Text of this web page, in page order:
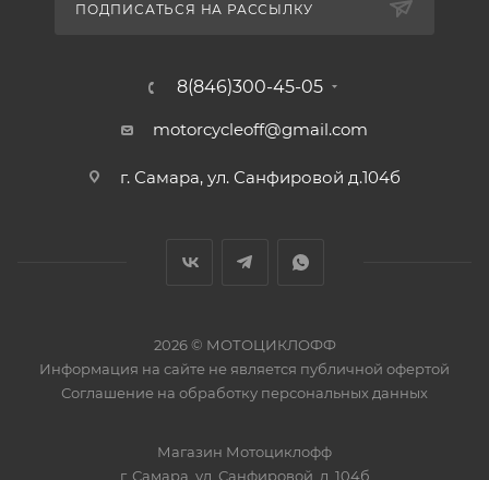
ПОДПИСАТЬСЯ НА РАССЫЛКУ
8(846)300-45-05
motorcycleoff@gmail.com
г. Самара, ул. Санфировой д.104б
2026 © МОТОЦИКЛОФФ
Информация на сайте не является публичной офертой
Соглашение на обработку персональных данных
Магазин Мотоциклофф
г. Самара ул. Санфировой, д. 104б